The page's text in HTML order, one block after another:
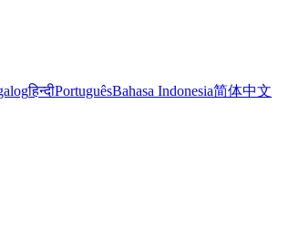
हिन्दीPortuguêsBahasa Indonesia简体中文